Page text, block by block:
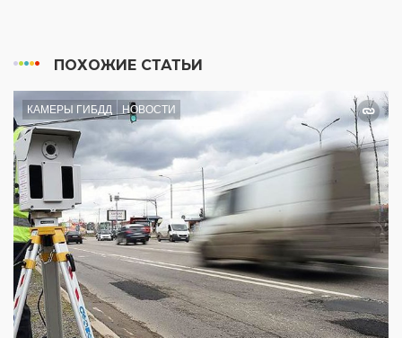
ПОХОЖИЕ СТАТЬИ
КАМЕРЫ ГИБДД НОВОСТИ